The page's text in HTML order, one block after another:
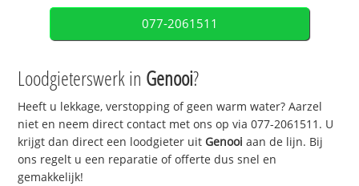
077-2061511
Loodgieterswerk in Genooi?
Heeft u lekkage, verstopping of geen warm water? Aarzel
niet en neem direct contact met ons op via 077-2061511. U
krijgt dan direct een loodgieter uit Genooi aan de lijn. Bij
ons regelt u een reparatie of offerte dus snel en
gemakkelijk!